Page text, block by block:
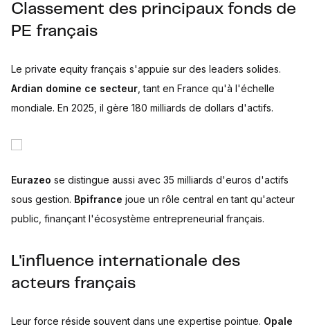
Classement des principaux fonds de
PE français
Le private equity français s'appuie sur des leaders solides.
Ardian domine ce secteur , tant en France qu'à l'échelle
mondiale. En 2025, il gère 180 milliards de dollars d'actifs.
Eurazeo se distingue aussi avec 35 milliards d'euros d'actifs
sous gestion. Bpifrance joue un rôle central en tant qu'acteur
public, finançant l'écosystème entrepreneurial français.
L'influence internationale des
acteurs français
Leur force réside souvent dans une expertise pointue. Opale